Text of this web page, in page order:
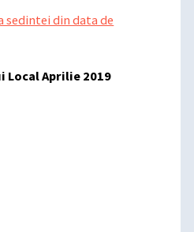
sedintei din data de
Aprilie 2019